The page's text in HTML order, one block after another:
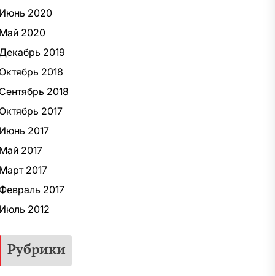
Июнь 2020
Май 2020
2019
Октябрь 2018
Сентябрь 2018
Октябрь 2017
Июнь 2017
Май 2017
Март 2017
Февраль 2017
Июль 2012
Рубрики